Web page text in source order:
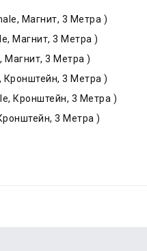
Магнит, 3 Метра )
Магнит, 3 Метра )
Магнит, 3 Метра )
3 Метра )
Кронштейн, 3 Метра )
3 Метра )